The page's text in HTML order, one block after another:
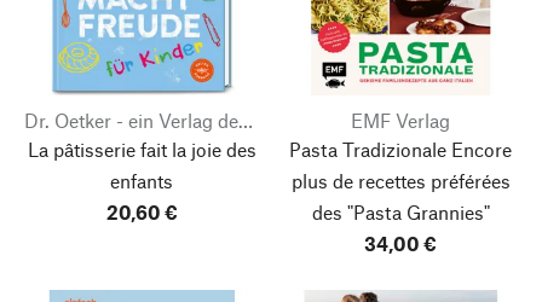
Dr. Oetker - ein Verlag der Edel Verlagsgruppe
La pâtisserie fait la joie des
enfants
20,60 €
EMF Verlag
Pasta Tradizionale Encore
plus de recettes préférées
des "Pasta Grannies"
34,00 €